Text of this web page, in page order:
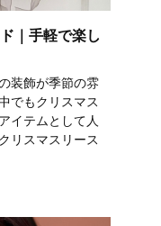
｜手軽で楽し
装飾が季節の雰
でもクリスマス
イテムとして人
リスマスリース